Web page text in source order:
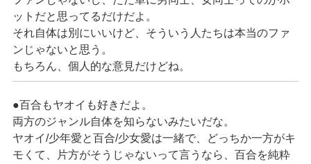
ットだと思ってるだけだよ。
それ自体は別にいいけど、そういう人たちは本当のファ
ンじゃないと思う。
もちろん、個人的な意見だけどね。
●百合もヤオイも好きだよ。
両方のジャンル自体を知らないみたいだな。
ヤオイ/少年愛と百合/少女愛は一緒で、どっちか一方がキ
モくて、片方がそうじゃないって言うなら、百合を純粋